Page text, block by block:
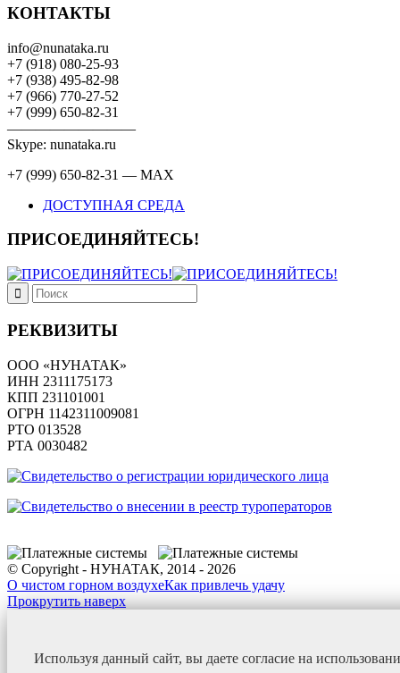
КОНТАКТЫ
info@nunataka.ru
+7 (918) 080-25-93
+7 (938) 495-82-98
+7 (966) 770-27-52
+7 (999) 650-82-31
—————————
Skype: nunataka.ru
+7 (999) 650-82-31 — MAX
ДОСТУПНАЯ СРЕДА
ПРИСОЕДИНЯЙТЕСЬ!
РЕКВИЗИТЫ
ООО «НУНАТАК»
ИНН 2311175173
КПП 231101001
ОГРН 1142311009081
PTO 013528
РТА 0030482
© Copyright - НУНАТАК, 2014 - 2026
О чистом горном воздухеКак привлечь удачу
Прокрутить наверх
Используя данный сайт, вы даете согласие на